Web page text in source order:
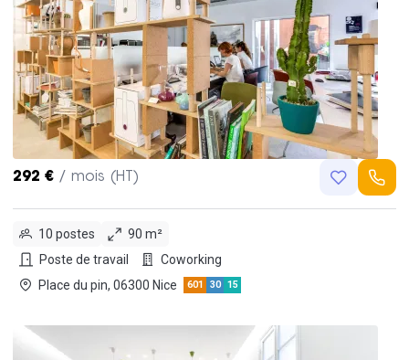
292 € / mois (HT)
10 postes
90 m²
Poste de travail
Coworking
Place du pin, 06300 Nice
601 30 15